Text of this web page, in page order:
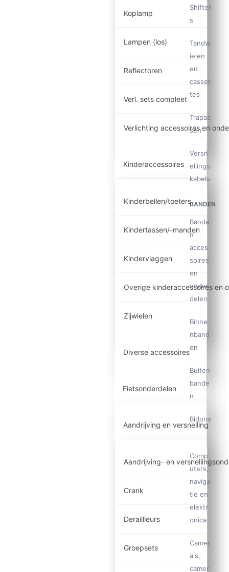
Koplamp
Lampen (los)
Reflectoren
Verl. sets compleet
Verlichting accessoires en
Kinderaccessoires
Kinderbellen/toeters
Kindertassen/-manden
Kindervlaggen
Overige kinderaccessoires en
Zijwielen
Diverse accessoires
Fietsonderdelen
Aandrijving en versnelling
Aandrijving- en
Crank
Deraillleurs
Groepsets
Shifter
s
Tandw
ielen
en
casset
tes
Trapas
sen
Versn
ellings
kabels
BANDEN
Bande
n
acces
soires
en
onder
delen
Binne
nband
en
Buiten
bande
n
Bidons
Comp
uters,
naviga
tie en
elektr
onica
Camer
a's,
camer